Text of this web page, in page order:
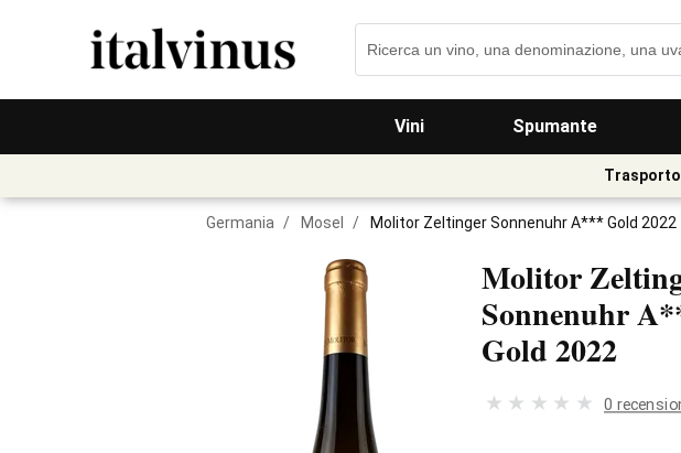
Vini Spumante
Germania / Mosel / Molitor Zeltinger Sonnenuhr A*** Gold 2022
Molitor
Sonnenuhr
Gold2022
0